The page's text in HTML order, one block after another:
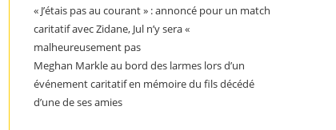
« J’étais pas au courant » : annoncé pour un match
caritatif avec Zidane, Jul n’y sera «
malheureusement pas
Meghan Markle au bord des larmes lors d’un
événement caritatif en mémoire du fils décédé
d’une de ses amies